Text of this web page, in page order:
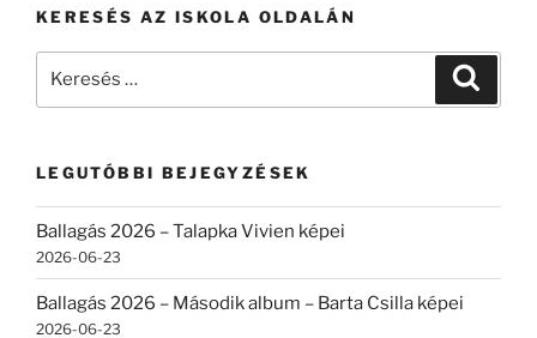
KERESÉS AZ ISKOLA OLDALÁN
LEGUTÓBBI BEJEGYZÉSEK
Ballagás 2026 – Talapka Vivien képei
2026-06-23
Ballagás 2026 – Második album – Barta Csilla képei
2026-06-23